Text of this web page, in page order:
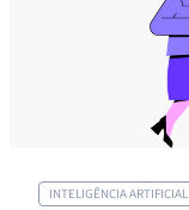
INTELIGÊNCIA ARTIFICIAL